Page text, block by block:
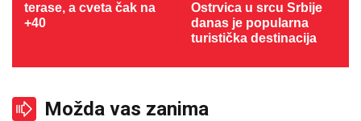
terase, a cveta čak na
+40
Ostrvica u srcu Srbije
danas je popularna
turistička destinacija
Možda vas zanima